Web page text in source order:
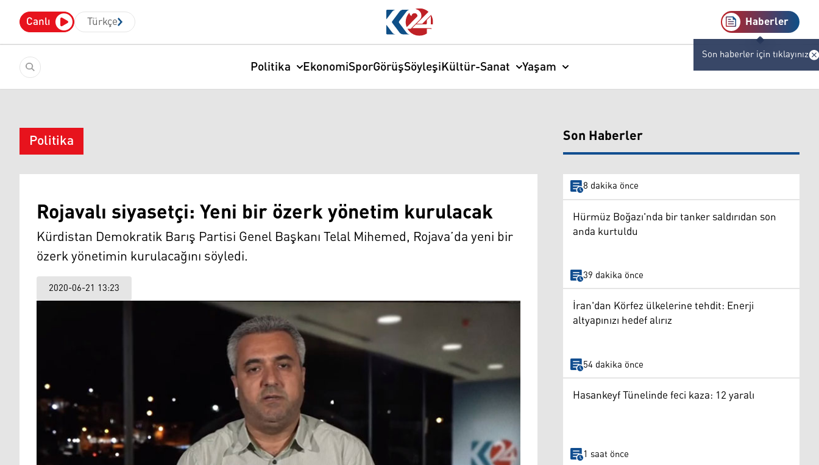
Canlı Türkçe Haberler
Son haberler için tıklayınız
Politika EkonomiSporGörüşSöyleşiKültür-Sanat Yaşam
Politika
Rojavalı siyasetçi: Yeni bir özerk yönetim kurulacak
Kürdistan Demokratik Barış Partisi Genel Başkanı Telal Mihemed, Rojava’da yeni bir
özerk yönetimin kurulacağını söyledi.
2020-06-21 13:23
Son Haberler
8 dakika önce
Hürmüz Boğazı'nda bir tanker saldırıdan son
anda kurtuldu
39 dakika önce
İran'dan Körfez ülkelerine tehdit: Enerji
altyapınızı hedef alırız
54 dakika önce
Hasankeyf Tünelinde feci kaza: 12 yaralı
1 saat önce